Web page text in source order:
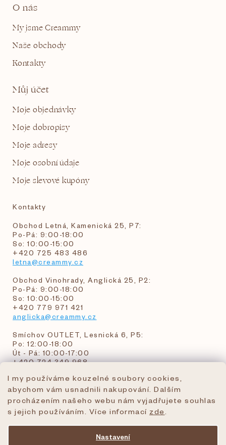
I my používáme kouzelné soubory cookies,
abychom vám usnadnili nakupování. Dalším
procházením našeho webu nám vyjadřujete souhlas
s jejich používáním. Více informací zde
Nastavení
O nás
My jsme Creammy
Naše obchody
Kontakty
Můj účet
Moje objednávky
Moje dobropisy
Moje adresy
Moje osobní údaje
Moje slevové kupóny
Kontakty
Obchod Letná, Kamenická 25, P7:
Po-Pá: 9:00-18:00
So: 10:00-15:00
+420 725 483 486
letna@creammy.cz
Obchod Vinohrady, Anglická 25, P2:
Po-Pá: 9:00-18:00
So: 10:00-15:00
+420 779 971 421
anglicka@creammy.cz
Smíchov OUTLET, Lesnická 6, P5:
Po: 12:00-18:00
Út - Pá: 10:00-17:00
+420 724 349 968
objednavky@creammy.cz
tel:+420 724 349 968